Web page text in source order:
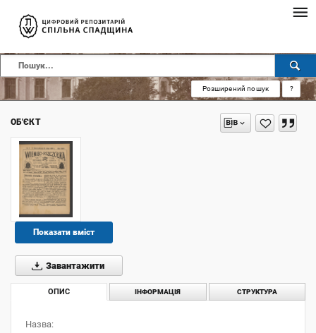
Розширений пошук ?
ОБ'ЄКТ
Показати вміст
Завантажити
ОПИС ІНФОРМАЦІЯ СТРУКТУРА
Назва: